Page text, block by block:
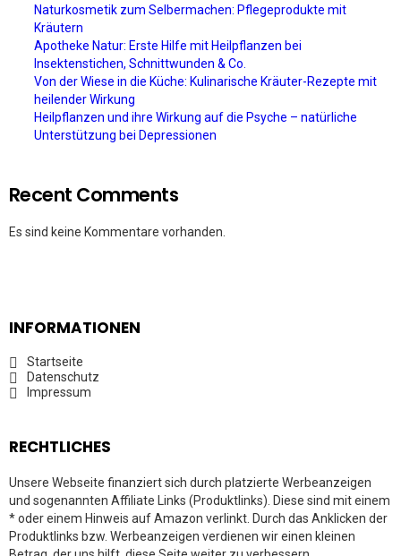
Naturkosmetik zum Selbermachen: Pflegeprodukte mit
Kräutern
Apotheke Natur: Erste Hilfe mit Heilpflanzen bei
Insektenstichen, Schnittwunden & Co.
Von der Wiese in die Küche: Kulinarische Kräuter-Rezepte mit
heilender Wirkung
Heilpflanzen und ihre Wirkung auf die Psyche – natürliche
Unterstützung bei Depressionen
Recent Comments
Es sind keine Kommentare vorhanden.
INFORMATIONEN
Startseite
Datenschutz
Impressum
RECHTLICHES
Unsere Webseite finanziert sich durch platzierte Werbeanzeigen
und sogenannten Affiliate Links (Produktlinks). Diese sind mit einem
* oder einem Hinweis auf Amazon verlinkt. Durch das Anklicken der
Produktlinks bzw. Werbeanzeigen verdienen wir einen kleinen